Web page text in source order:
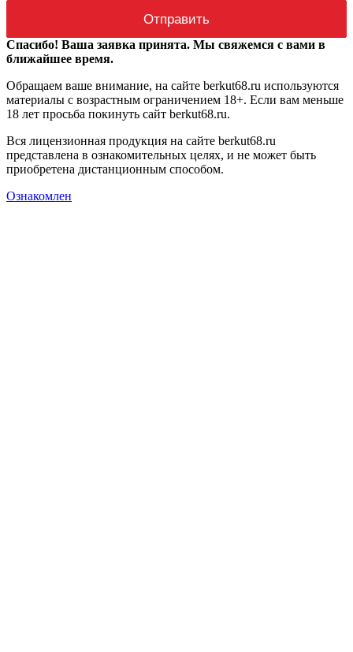
Спасибо! Ваша заявка принята. Мы свяжемся с вами в
ближайшее время.
Обращаем ваше внимание, на сайте berkut68.ru используются
материалы с возрастным ограничением 18+. Если вам меньше
18 лет просьба покинуть сайт berkut68.ru.
Вся лицензионная продукция на сайте berkut68.ru
представлена в ознакомительных целях, и не может быть
приобретена дистанционным способом.
Ознакомлен